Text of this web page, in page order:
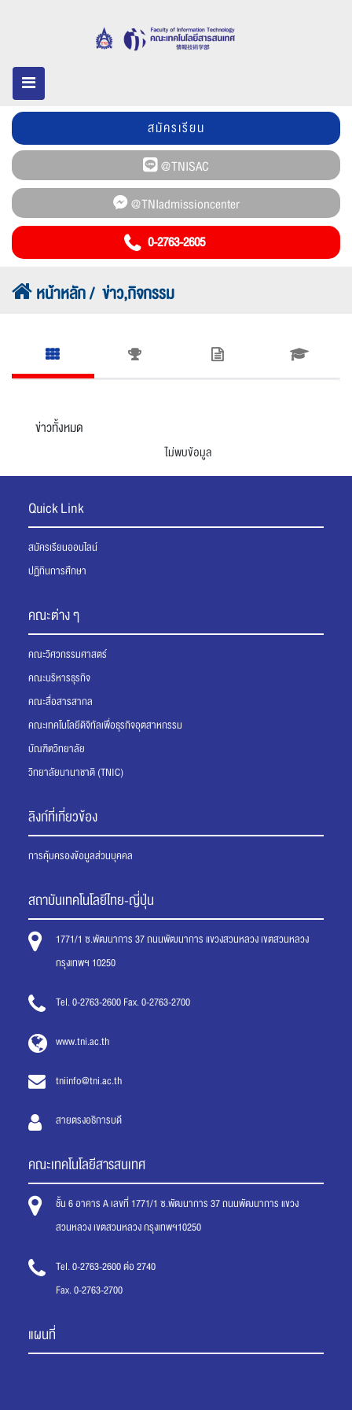
0-2763-2605
สมัครเรียน
หน้าหลัก ข่าว,กิจกรรม
ไม่พบข้อมูล
Quick Link
สมัครเรียนออนไลน์
ปฏิทินการศึกษา
คณะต่าง ๆ
คณะวิศวกรรมศาสตร์
คณะบริหารธุรกิจ
คณะสื่อสารสากล
คณะเทคโนโลยีดิจิทัลเพื่อธุรกิจอุตสาหกรรม
บัณฑิตวิทยาลัย
วิทยาลัยนานาชาติ (TNIC)
ลิงก์ที่เกี่ยวข้อง
การคุ้มครองข้อมูลส่วนบุคคล
สถาบันเทคโนโลยีไทย-ญี่ปุ่น
1771/1 ซ.พัฒนาการ 37 ถนนพัฒนาการ แขวงสวนหลวง เขตสวนหลวง
กรุงเทพฯ 10250
Tel. 0-2763-2600 Fax. 0-2763-2700
www.tni.ac.th
tniinfo@tni.ac.th
สายตรงอธิการบดี
คณะเทคโนโลยีสารสนเทศ
ชั้น 6 อาคาร A เลขที่ 1771/1 ซ.พัฒนาการ 37 ถนนพัฒนาการ แขวง
สวนหลวง เขตสวนหลวง กรุงเทพฯ10250
Tel. 0-2763-2600 ต่อ 2740
Fax. 0-2763-2700
แผนที่